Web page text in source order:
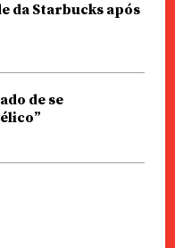
da Starbucks após
de se